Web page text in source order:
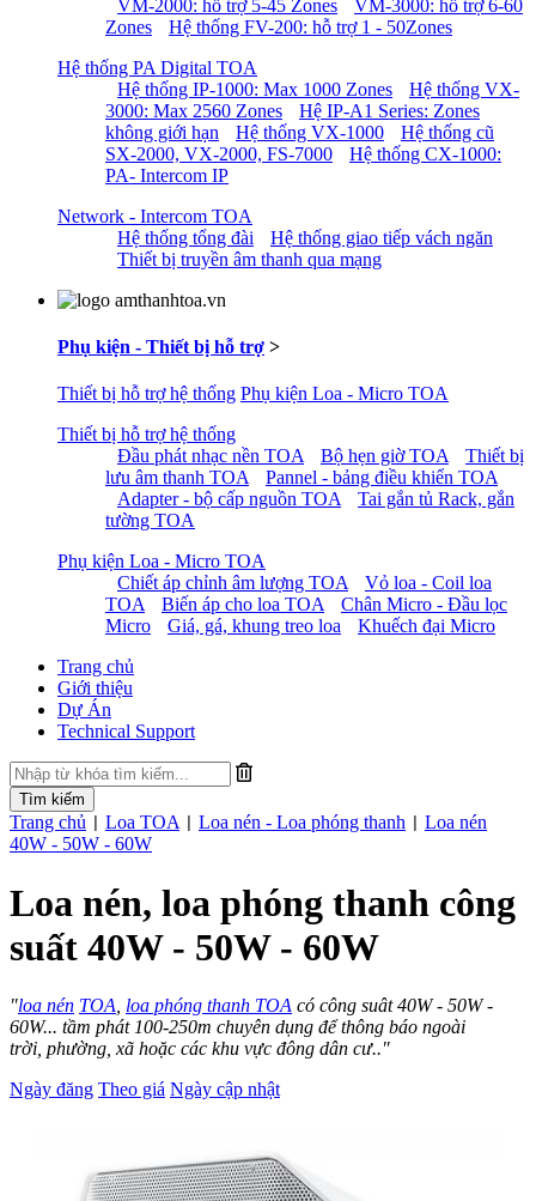
VM-2000: hỗ trợ 5-45 Zones
VM-3000: hỗ trợ 6-60
Zones
Hệ thống FV-200: hỗ trợ 1 - 50Zones
Hệ thống PA Digital TOA
Hệ thống IP-1000: Max 1000 Zones
Hệ thống VX-
3000: Max 2560 Zones
Hệ IP-A1 Series: Zones
không giới hạn
Hệ thống VX-1000
Hệ thống cũ
SX-2000, VX-2000, FS-7000
Hệ thống CX-1000:
PA- Intercom IP
Network - Intercom TOA
Hệ thống tổng đài
Hệ thống giao tiếp vách ngăn
Thiết bị truyền âm thanh qua mạng
Phụ kiện - Thiết bị hỗ trợ >
Thiết bị hỗ trợ hệ thống Phụ kiện Loa - Micro TOA
Thiết bị hỗ trợ hệ thống
Đầu phát nhạc nền TOA
Bộ hẹn giờ TOA
Thiết bị
lưu âm thanh TOA
Pannel - bảng điều khiển TOA
Adapter - bộ cấp nguồn TOA
Tai gắn tủ Rack, gắn
tường TOA
Phụ kiện Loa - Micro TOA
Chiết áp chỉnh âm lượng TOA
Vỏ loa - Coil loa
TOA
Biến áp cho loa TOA
Chân Micro - Đầu lọc
Micro
Giá, gá, khung treo loa
Khuếch đại Micro
Trang chủ
Giới thiệu
Dự Án
Technical Support
Trang chủ Loa TOA Loa nén - Loa phóng thanh
Loa nén
40W - 50W - 60W
Loa nén, loa phóng thanh công
suất 40W - 50W - 60W
"loa nén TOA loa phóng thanh TOA có công suât 40W - 50W -
60W... tầm phát 100-250m chuyên dụng để thông báo ngoài
trời, phường, xã hoặc các khu vực đông dân cư.."
Ngày đăng Theo giá Ngày cập nhật